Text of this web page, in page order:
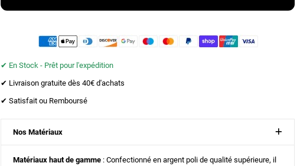
✔︎ En Stock - Prêt pour l'expédition
✔︎ Livraison gratuite dès 40€ d'achats
✔︎ Satisfait ou Remboursé
Nos Matériaux
Matériaux haut de gamme : Confectionné en argent poli de qualité supérieure, il